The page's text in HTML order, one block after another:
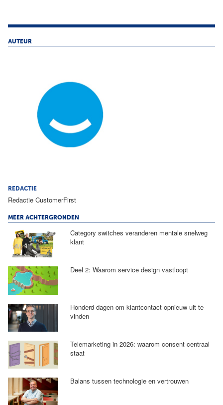
AUTEUR
REDACTIE
Redactie CustomerFirst
MEER ACHTERGRONDEN
Category switches veranderen mentale snelweg
klant
Deel 2: Waarom service design vastloopt
Honderd dagen om klantcontact opnieuw uit te
vinden
Telemarketing in 2026: waarom consent centraal
staat
Balans tussen technologie en vertrouwen